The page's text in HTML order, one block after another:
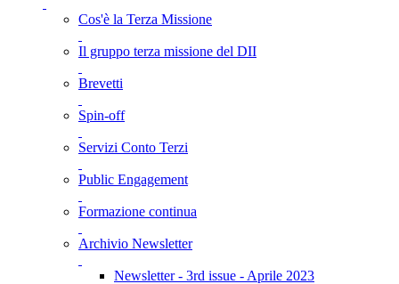
Cos'è la Terza Missione
Il gruppo terza missione del DII
Brevetti
Spin-off
Servizi Conto Terzi
Public Engagement
Formazione continua
Archivio Newsletter
Newsletter - 3rd issue - Aprile 2023